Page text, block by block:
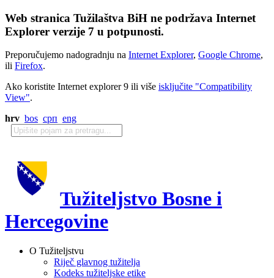
Web stranica Tužilaštva BiH ne podržava Internet
Explorer verzije 7 u potpunosti.
Preporučujemo nadogradnju na Internet Explorer, Google Chrome,
ili Firefox.
Ako koristite Internet explorer 9 ili više isključite "Compatibility
View".
hrv bos срп eng
Tužiteljstvo Bosne i
Hercegovine
O Tužiteljstvu
Riječ glavnog tužitelja
Kodeks tužiteljske etike